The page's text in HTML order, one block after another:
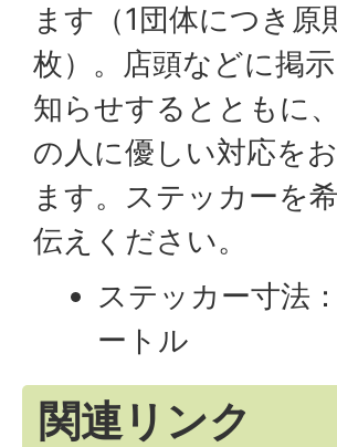
ます（1団体につき原
枚）。店頭などに掲
知らせするとともに
の人に優しい対応を
ます。ステッカーを
伝えください。
ステッカー寸法
ートル
関連リンク